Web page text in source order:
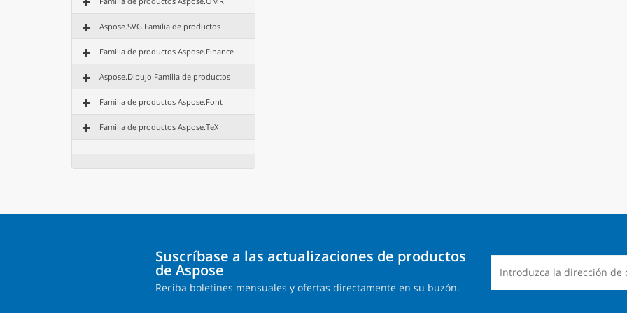
Aspose.SVG Familia de productos
Familia de productos Aspose.Finance
Aspose.Dibujo Familia de productos
Familia de productos Aspose.Font
Familia de productos Aspose.TeX
Suscríbase a las actualizaciones de productos
de Aspose
Reciba boletines mensuales y ofertas directamente en su buzón.